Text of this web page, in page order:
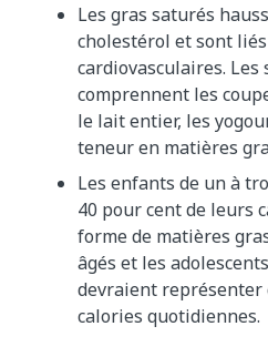
Les gras saturés
cholestérol et sont
cardiovasculaires. Les
comprennent les
le lait entier, les
teneur en matières
Les enfants de un à
40 pour cent de leurs
forme de matières
âgés et les
devraient représenter
calories quotidiennes.